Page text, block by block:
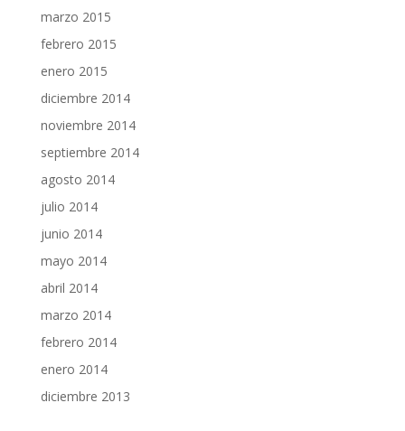
marzo 2015
febrero 2015
enero 2015
diciembre 2014
noviembre 2014
septiembre 2014
agosto 2014
julio 2014
junio 2014
mayo 2014
abril 2014
marzo 2014
febrero 2014
enero 2014
diciembre 2013